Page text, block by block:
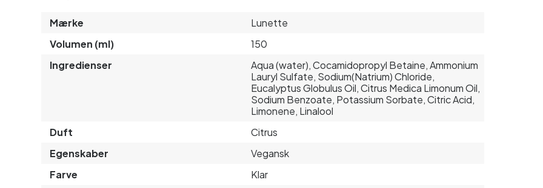
Mærke
Lunette
Volumen (ml)
150
Ingredienser
Aqua (water), Cocamidopropyl Betaine, Ammonium
Lauryl Sulfate, Sodium(Natrium) Chloride,
Eucalyptus Globulus Oil, Citrus Medica Limonum Oil,
Sodium Benzoate, Potassium Sorbate, Citric Acid,
Limonene, Linalool
Duft
Citrus
Egenskaber
Vegansk
Farve
Klar